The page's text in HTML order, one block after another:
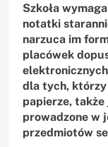
Szkoła
notatki
narzuca im
placówek
dla tych,
papierze,
prowadzone w
przedmiotów